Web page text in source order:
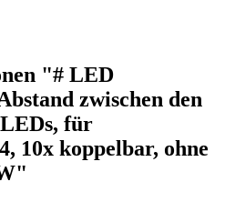
"# LED
zwischen den
für
10x koppelbar, ohne